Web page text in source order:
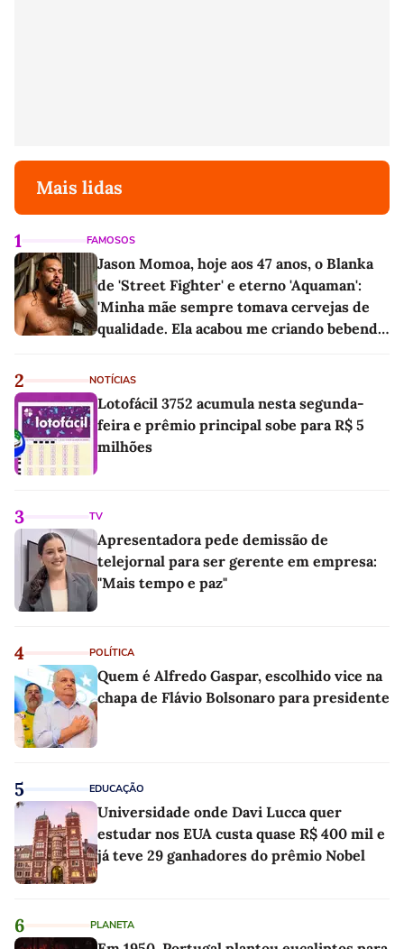
Mais lidas
1 FAMOSOS
Jason Momoa, hoje aos 47 anos, o Blanka
de 'Street Fighter' e eterno 'Aquaman':
'Minha mãe sempre tomava cervejas de
qualidade. Ela acabou me criando bebendo
2 NOTÍCIAS
Lotofácil 3752 acumula nesta segunda-
feira e prêmio principal sobe para R$ 5
milhões
3 TV
Apresentadora pede demissão de
telejornal para ser gerente em empresa:
"Mais tempo e paz"
4 POLÍTICA
Quem é Alfredo Gaspar, escolhido vice na
chapa de Flávio Bolsonaro para presidente
5 EDUCAÇÃO
Universidade onde Davi Lucca quer
estudar nos EUA custa quase R$ 400 mil e
já teve 29 ganhadores do prêmio Nobel
6 PLANETA